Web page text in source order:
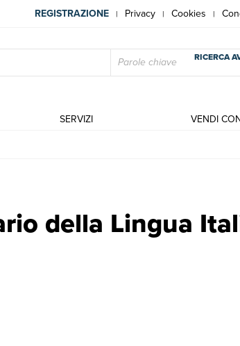
REGISTRAZIONE | Privacy | Cookies |
RICERCA
SERVIZI VENDI
della Lingua
antichi e moderni | Giovanni Mongelli